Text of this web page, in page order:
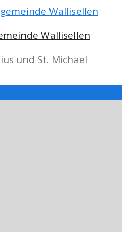
Wallisellen
und St. Michael